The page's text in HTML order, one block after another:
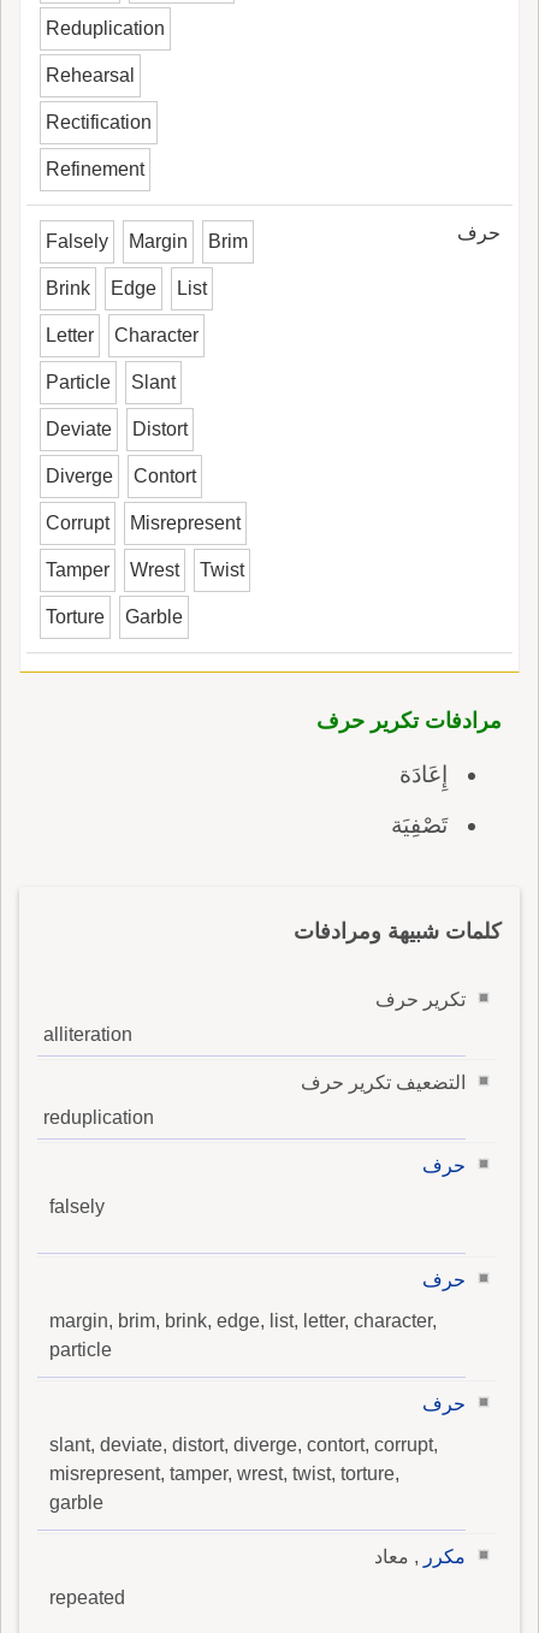
Reduplication
Rehearsal
Rectification
Refinement
حرف Falsely Margin Brim
Brink Edge List
Letter Character
Particle Slant
Deviate Distort
Diverge Contort
Corrupt Misrepresent
Tamper Wrest Twist
Torture Garble
مرادفات تكرير حرف
إِعَادَة
تَصْفِيَة
كلمات شبيهة ومرادفات
تكرير حرف
alliteration
التضعيف تكرير حرف
reduplication
حرف
falsely
حرف
margin, brim, brink, edge, list, letter, character,
particle
حرف
slant, deviate, distort, diverge, contort, corrupt,
misrepresent, tamper, wrest, twist, torture,
garble
مكرر , معاد
repeated